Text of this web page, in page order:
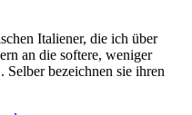
Italiener, die ich über
an die softere, weniger
bezeichnen sie ihren